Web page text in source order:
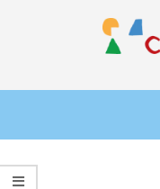
ART
CLASS
Primary
Menu